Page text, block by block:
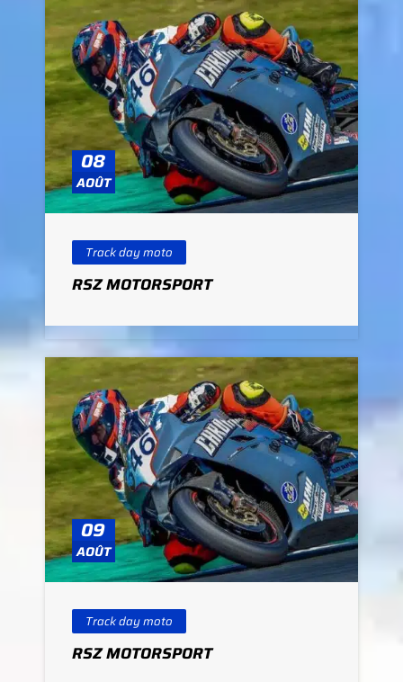
08
AOÛT
Track day moto
RSZ MOTORSPORT
09
AOÛT
Track day moto
RSZ MOTORSPORT